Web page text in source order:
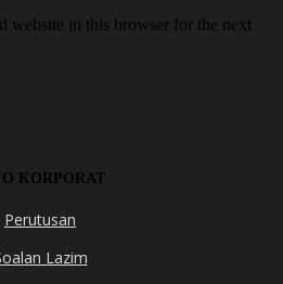
website in this browser for the next
KORPORAT
Perutusan
Lazim